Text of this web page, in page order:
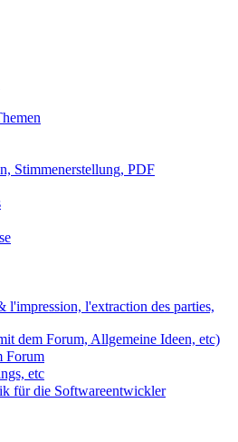
Stimmenerstellung, PDF
l'extraction des parties,
dem Forum, Allgemeine Ideen, etc)
Forum
etc
für die Softwareentwickler